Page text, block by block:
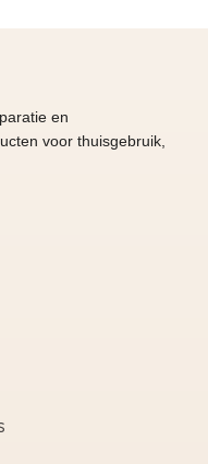
en
voor thuisgebruik,